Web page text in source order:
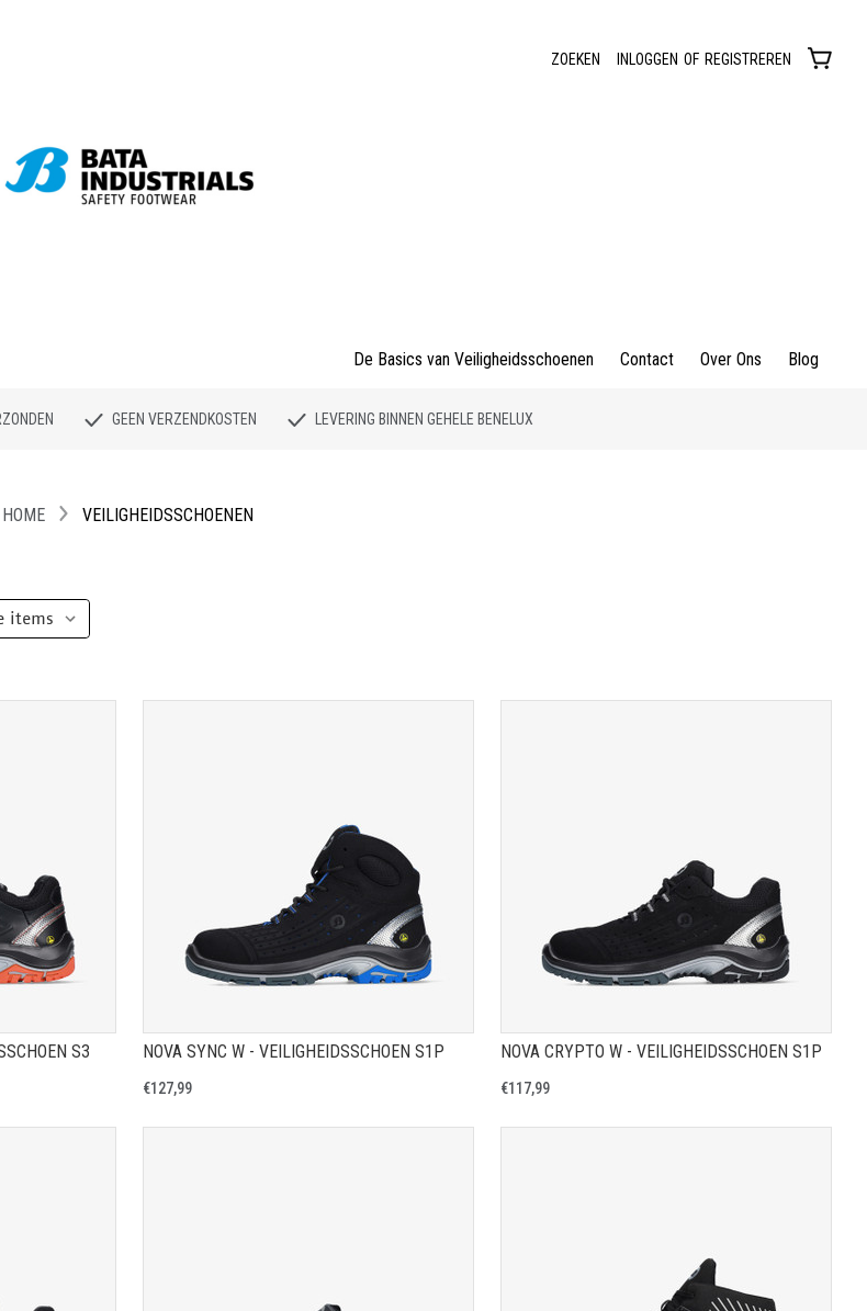
ZOEKEN INLOGGEN OF REGISTREREN
De Basics van Veiligheidsschoenen Contact Over Ons Blog
GEEN VERZENDKOSTEN LEVERING BINNEN GEHELE BENELUX
HOME VEILIGHEIDSSCHOENEN
S3
TOON PRODUCTPAGINA
NOVA SYNC W - VEILIGHEIDSSCHOEN S1P
€127,99
TOON PRODUCTPAGINA
NOVA CRYPTO W - VEILIGHEIDSSCHOEN S1P
€117,99
TOON PRODUCTPAGINA TOON PRODUCTPAGINA